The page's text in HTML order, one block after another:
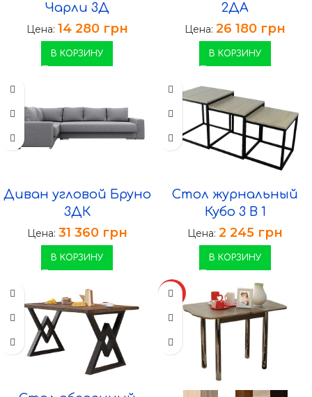
Чарли 3Д
Цена: 14 280 грн
В КОРЗИНУ
2ДА
Цена: 26 180 грн
В КОРЗИНУ
Диван угловой Бруно
3ДК
Цена: 31 360 грн
В КОРЗИНУ
Стол журнальный
Кубо 3 В 1
Цена: 2 245 грн
В КОРЗИНУ
ХИТ